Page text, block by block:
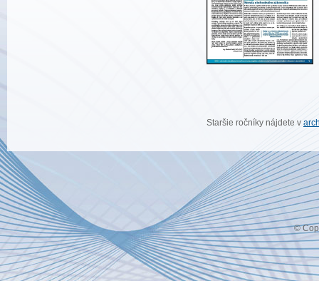
Staršie ročníky nájdete v
©